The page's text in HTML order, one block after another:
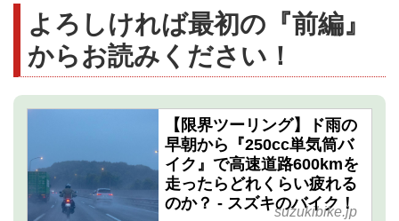
よろしければ最初の『前編』
からお読みください！
【限界ツーリング】ド雨の
早朝から『250cc単気筒バ
イク』で高速道路600kmを
走ったらどれくらい疲れる
のか？ - スズキのバイク！
suzukibike.jp